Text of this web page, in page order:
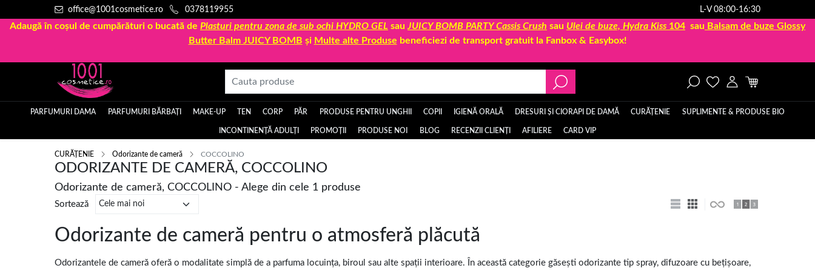
office@1001cosmetice.ro 0378119955 L-V 08:00-16:30
Adaugă în coșul de cumpărături o bucată de Plasturi pentru zona de sub ochi HYDRO GEL sau JUICY BOMB PARTY Cassis Crush sau Ulei de buze, Hydra Kiss 104 sau Balsam de buze Glossy
Butter Balm JUICY BOMB și Multe alte Produse beneficiezi de transport gratuit la Fanbox & Easybox!
PARFUMURI DAMA PARFUMURI BĂRBAȚI MAKE-UP TEN CORP PĂR PRODUSE PENTRU UNGHII COPII IGIENĂ ORALĂ DRESURI ȘI CIORAPI DE DAMĂ CURĂȚENIE SUPLIMENTE & PRODUSE BIO
INCONTINENȚĂ ADULȚI PROMOȚII PRODUSE NOI BLOG RECENZII CLIENȚI AFILIERE CARD VIP
CURĂȚENIE Odorizante de cameră COCCOLINO
ODORIZANTE DE CAMERĂ, COCCOLINO
Odorizante de cameră, COCCOLINO - Alege din cele 1 produse
Sortează
Odorizante de cameră pentru o atmosferă plăcută
Odorizantele de cameră oferă o modalitate simplă de a parfuma locuința, biroul sau alte spații interioare. În această categorie găsești odorizante tip spray, difuzoare cu bețișoare,